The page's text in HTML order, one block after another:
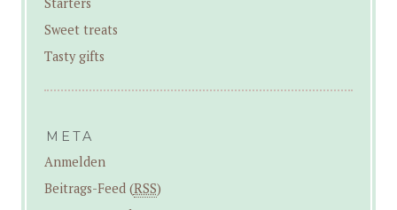
Sweet treats
Tasty gifts
META
Anmelden
Beitrags-Feed (RSS)